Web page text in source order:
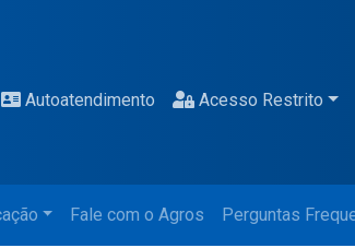
Autoatendimento Acesso Restrito
Fale com o Agros Perguntas